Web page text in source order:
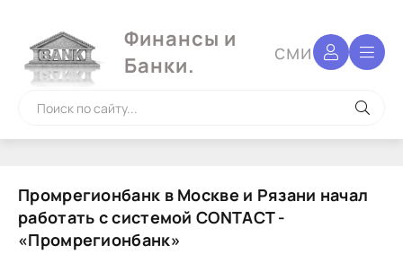
Финансы и
Банки.
сми
Промрегионбанк в Москве и Рязани начал
работать с системой CONTACT -
«Промрегионбанк»